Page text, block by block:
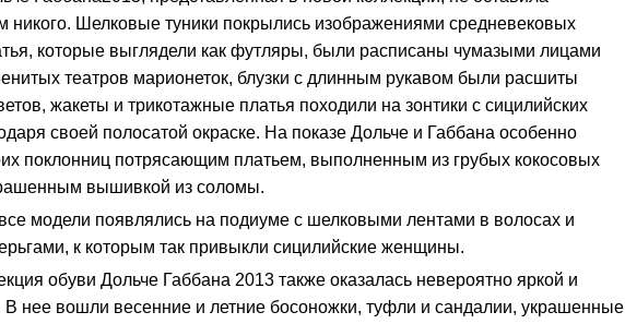
никого. Шелковые туники покрылись изображениями средневековых
которые выглядели как футляры, были расписаны чумазыми лицами
театров марионеток, блузки с длинным рукавом были расшиты
жакеты и трикотажные платья походили на зонтики с сицилийских
своей полосатой окраске. На показе Дольче и Габбана особенно
поклонниц потрясающим платьем, выполненным из грубых кокосовых
вышивкой из соломы.
модели появлялись на подиуме с шелковыми лентами в волосах и
к которым так привыкли сицилийские женщины.
обуви Дольче Габбана 2013 также оказалась невероятно яркой и
нее вошли весенние и летние босоножки, туфли и сандалии, украшенные